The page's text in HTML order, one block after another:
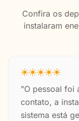
Confira os
instalaram
"O pessoal foi
contato, a
sistema está